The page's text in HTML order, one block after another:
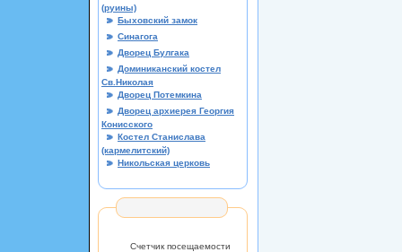
(руины)
Быховский замок
Синагога
Дворец Булгака
Доминиканский костел
Св.Николая
Дворец Потемкина
Дворец архиерея Георгия
Конисского
Костел Станислава
(кармелитский)
Никольская церковь
Счетчик посещаемости